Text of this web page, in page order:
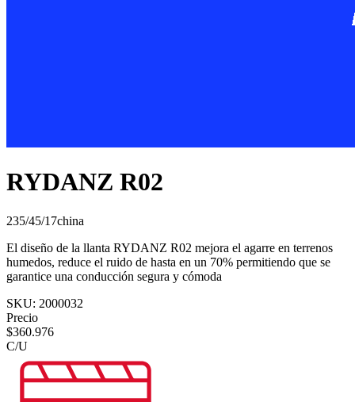
RYDANZ R02
235/45/17china
El diseño de la llanta RYDANZ R02 mejora el agarre en terrenos
humedos, reduce el ruido de hasta en un 70% permitiendo que se
garantice una conducción segura y cómoda
SKU: 2000032
Precio
$360.976
C/U